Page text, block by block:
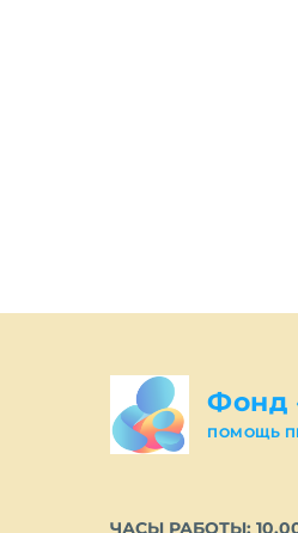
Фонд
ПОМОЩЬ
ЧАСЫ РАБОТЫ: 10.00